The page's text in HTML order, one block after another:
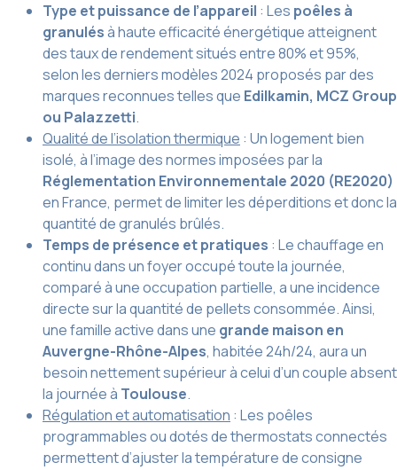
Type et puissance de l’appareil : Les poêles à
granulésà haute efficacité énergétique atteignent
des taux de rendement situés entre 80% et 95%,
selon les derniers modèles 2024 proposés par des
marques reconnues telles que Edilkamin, MCZ Group
ou Palazzetti.
Qualité de l’isolation thermique : Un logement bien
isolé, à l’image des normes imposées par la
Réglementation Environnementale 2020 (RE2020)
en France, permet de limiter les déperditions et donc la
quantité de granulés brûlés.
Temps de présence et pratiques : Le chauffage en
continu dans un foyer occupé toute la journée,
comparé à une occupation partielle, a une incidence
directe sur la quantité de pellets consommée. Ainsi,
une famille active dans une grande maison en
Auvergne-Rhône-Alpes, habitée 24h/24, aura un
besoin nettement supérieur à celui d’un couple absent
la journée à Toulouse.
Régulation et automatisation : Les poêles
programmables ou dotés de thermostats connectés
permettent d’ajuster la température de consigne